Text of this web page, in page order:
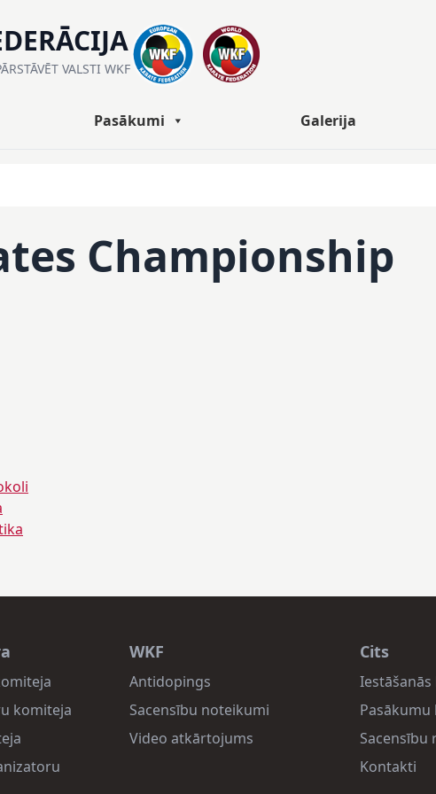
VALSTI WKF
Pasākumi Galerija
Championship
komiteja
WKF
Antidopings
Sacensību noteikumi
Video atkārtojums
Cits
Pasākumu
Sacensību
Kontakti